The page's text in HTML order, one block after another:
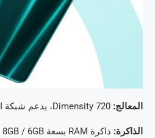
المعالج:
الذاكرة: